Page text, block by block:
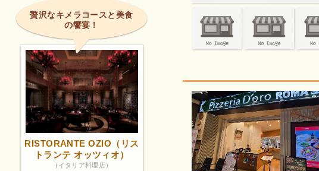
贅沢なキメラコースと美食
の饗宴！
RISTORANTE OZIO（リス
トランテ オッツィオ）
（イタリア料理店）